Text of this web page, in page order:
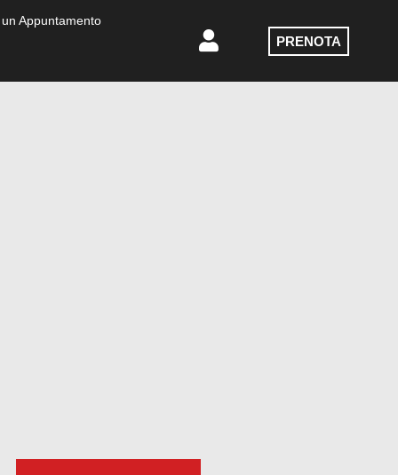
Appuntamento
PRENOTA